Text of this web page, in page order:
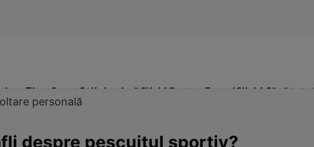
Time SportStil de viațăClick! Pentru FemeiClick! Sănătate
personală
despre pescuitul sportiv?